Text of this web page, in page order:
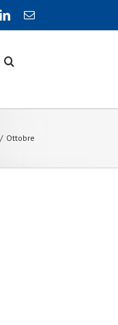
/ Ottobre